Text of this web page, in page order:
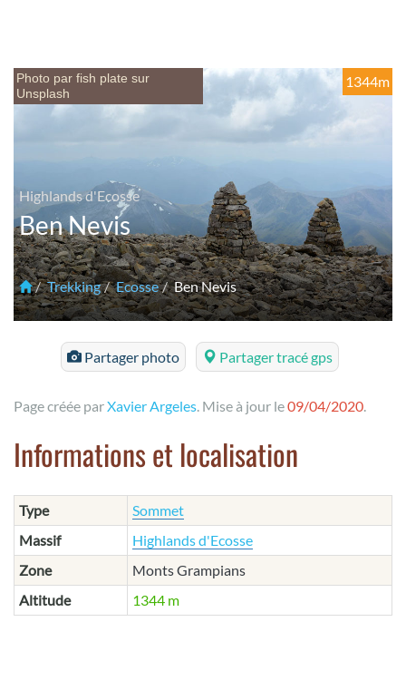
1344m
Highlands d'Ecosse
Ben Nevis
Trekking Ecosse Ben Nevis
Photo par fish plate sur
Unsplash
Partager photo Partager tracé gps
Page créée parXavier Argeles . Mise à jour le09/04/2020
Informations et localisation
Type
Sommet
Massif
Highlands d'Ecosse
Zone
Monts Grampians
Altitude
1344 m